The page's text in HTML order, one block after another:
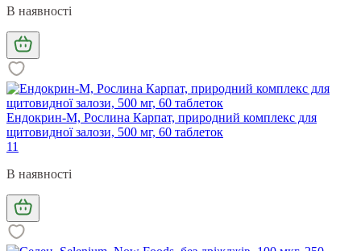
В наявності
Ендокрин-М, Рослина Карпат, природний комплекс для
щитовидної залози, 500 мг, 60 таблеток
11
В наявності